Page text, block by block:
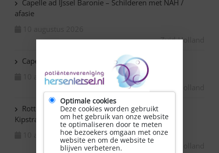
Capelle ad IJssel Baronie – Schilderen met NAH /
afasie
Zuid-Holland
Capelle ad IJssel Beemsterhoek – Klaverjassen
10 augustus 2026
Rotterdam Centrum – NAH bijeenkomst in de
Kipstraat
10 augustus 2026
Optimale cookies
Deze cookies worden gebruikt
om het gebruik van onze website
te optimaliseren door te meten
hoe bezoekers omgaan met onze
website en om de website te
blijven verbeteren.